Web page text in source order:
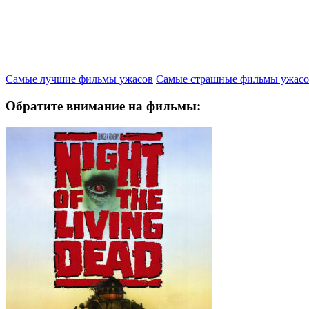
Самые лучшие фильмы ужасов Самые страшные фильмы
Обратите внимание на фильмы: